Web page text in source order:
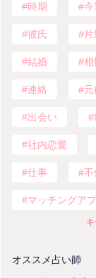
時期 今
彼氏
結婚 相
連絡 元
出会い
社内恋愛
仕事 不
マッチングア
オススメ占い師